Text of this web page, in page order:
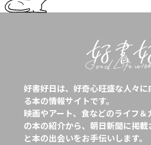
好書好日は、好奇心旺盛な人々
る本の情報サイトです。
映画やアート、食などのライフ
の本の紹介から、朝日新聞に掲
と本の出会いをお手伝いします。